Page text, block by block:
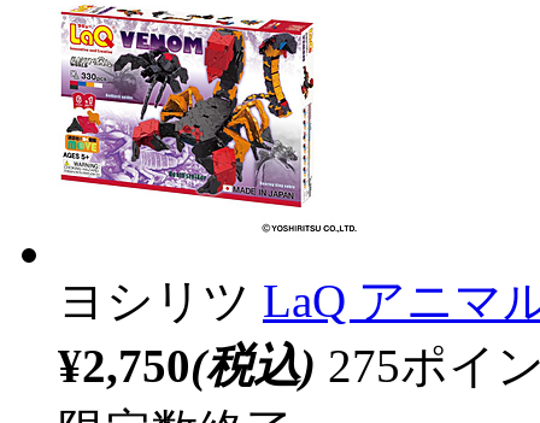
ヨシリツ LaQ アニマ
¥2,750(税込) 275ポイ